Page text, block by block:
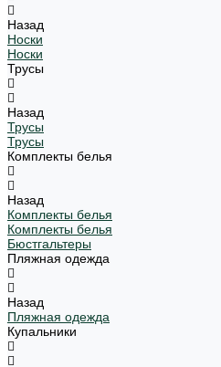
Назад
Носки
Носки
Трусы
Назад
Трусы
Трусы
Комплекты белья
Назад
Комплекты белья
Комплекты белья
Бюстгальтеры
Пляжная одежда
Назад
Пляжная одежда
Купальники